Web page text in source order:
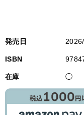
発売日
ISBN
在庫 ◯